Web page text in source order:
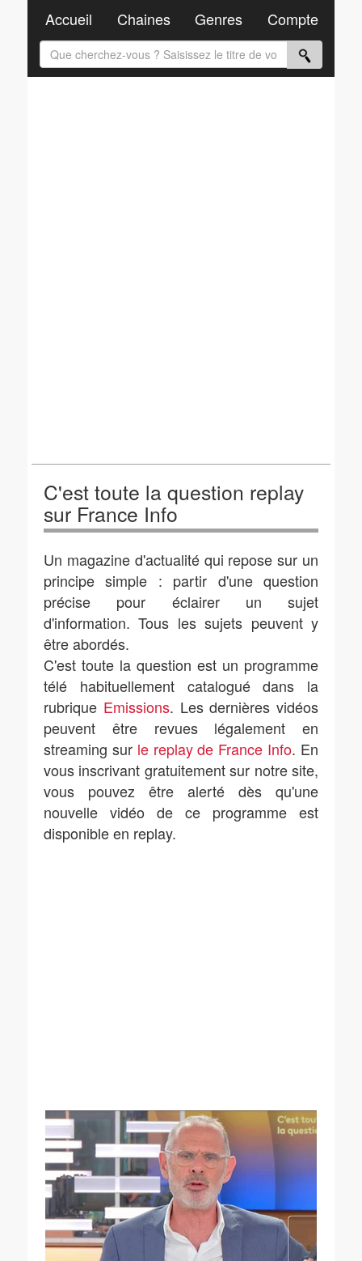
C'est toute la question replay
sur France Info
Un magazine d'actualité qui repose sur un
principe simple : partir d'une question
précise pour éclairer un sujet
d'information. Tous les sujets peuvent y
être abordés.
C'est toute la question est un programme
télé habituellement catalogué dans la
rubrique Emissions. Les dernières vidéos
peuvent être revues légalement en
streaming sur le replay de France Info. En
vous inscrivant gratuitement sur notre site,
vous pouvez être alerté dès qu'une
nouvelle vidéo de ce programme est
disponible en replay.
Accueil Chaines Genres Compte